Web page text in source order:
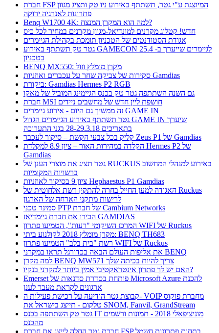
חברת FSP המיוצגת ע"י גטר, תשתתף באירוע ניו טק ותציג מגוון
פתרונות לאנרגיה ירוקה
Benq W1700 4K: למה הוא המקרן המנצח?
חדש! קטלוג מקרנים למונדיאל-מגוון מקרנים במחיר לכל כיס
אגודת הסטודנטים של הטכניון תומכת בקהילת הגיימרים
גטר טק תשתתף באירוע GAMECON לגיימרים שייערך ב- 25.4
בטכניון
BENQ MX550: מקרן מומלץ וזול
סקירות של צביקה שחר על עכברים ואוזניות Gamdias
ביקורת: Gamdias Hermes P2 RGB
גם השנה השתתפה גטר טק בכנס הגיימינג המוביל של מאקו
חברת MSI חושפת ליין חדש של מחשבים ניידים
זה ממשיך גם היום - אירוע גיימרים GAME IN
גטר תשתתף באירוע הגיימרים הגדול GAME IN שיערך
בתאריכים 28-29.3.18 בגני התערוכה
קליק בכל צבעי הקשת – סיקור לעכבר Zeus P1 של Gamdias
הקלדה במהירות האור – ציון 8.9 למקלדת Hermes P2 של
Gamdias
גטר תציג את מוצרי הענן של RUCKUS באירוע למנהלי המחשוב
ברשויות המקומיות
ציון 9 בסיקור לאוזניות Hephaestus P1 Gamdias
האגודה למען החייל בחרה להתקין רשת אלחוטית של Ruckus
לרישות מתקני הארחה של הארגון
סמינר טכני PTP של חברת Cambium Networks
הכירו את חברת גיימדיאז GAMDIAS
המרכז השיקומי "רעות", הטמיעו פתרון WIFI של Ruckus
מקרן מומלץ 2018 לקולנוע ביתי: BENQ TH683
רשת "בית בלב" הטמיעו פתרון WIFI של Ruckus
את אליפות העולם הבאה בכדורגל תראו במקרני BENQ
למה מקרן BENQ MW571 צריך להיות בכיתה שלך
האם יש לך פתרון אינטראקטיבי אמין ביותר למקרני בנקיו?
Emerset פותחת בסדרת סדנאות של Microsoft Azure להכנת
ארגונים לקראת מעבר לענן
קבוצת גטר הודיעה על רכישת פעילות ה- VOIP מחברת פוקוס
טלקום - תייצג בישראל את SNOM, Fanvil, GrandStream
גטר טק השתתפה בכנס IT מוניציפאלי 2018 - תמונות ורשמים
מהכנס
חברת גטר החלה לייצג את חברת FSP בתחום פתרונות חשמל